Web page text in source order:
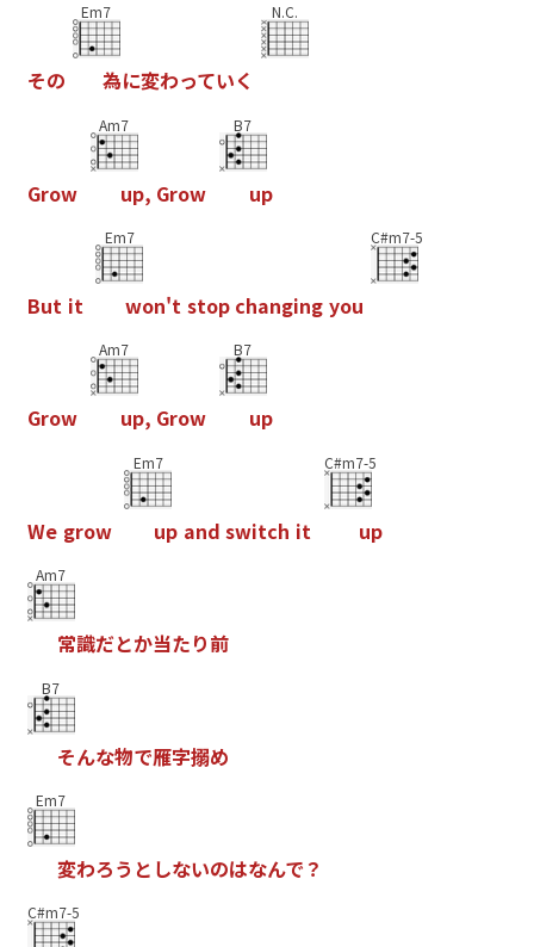
その
Em7
為に変わっていく
N.C.
Grow
Am7
up, Grow
B7
up
But it
Em7
won't stop changing you
C#m7-5
Grow
Am7
up, Grow
B7
up
We grow
Em7
up and switch it
C#m7-5
up
Am7
常識だとか当たり前
B7
そんな物で雁字搦め
Em7
変わろう と しないのはなんで ？
C#m7-5